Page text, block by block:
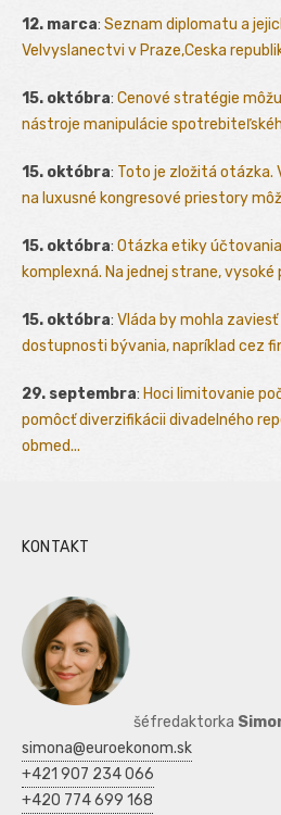
12. marca: Seznam diplomatu a
Velvyslanectvi v Praze,Ceska
15. októbra: Cenové stratégie
nástroje manipulácie
15. októbra: Toto je zložitá otázka.
na luxusné kongresové priestory
15. októbra: Otázka etiky
komplexná. Na jednej strane,
15. októbra: Vláda by mohla
dostupnosti bývania, napríklad cez
29. septembra: Hoci limitovanie
pomôcť diverzifikácii divadelného
obmed...
KONTAKT
šéfredaktorka
simona@euroekonom.sk
+421 907 234 066
+420 774 699 168